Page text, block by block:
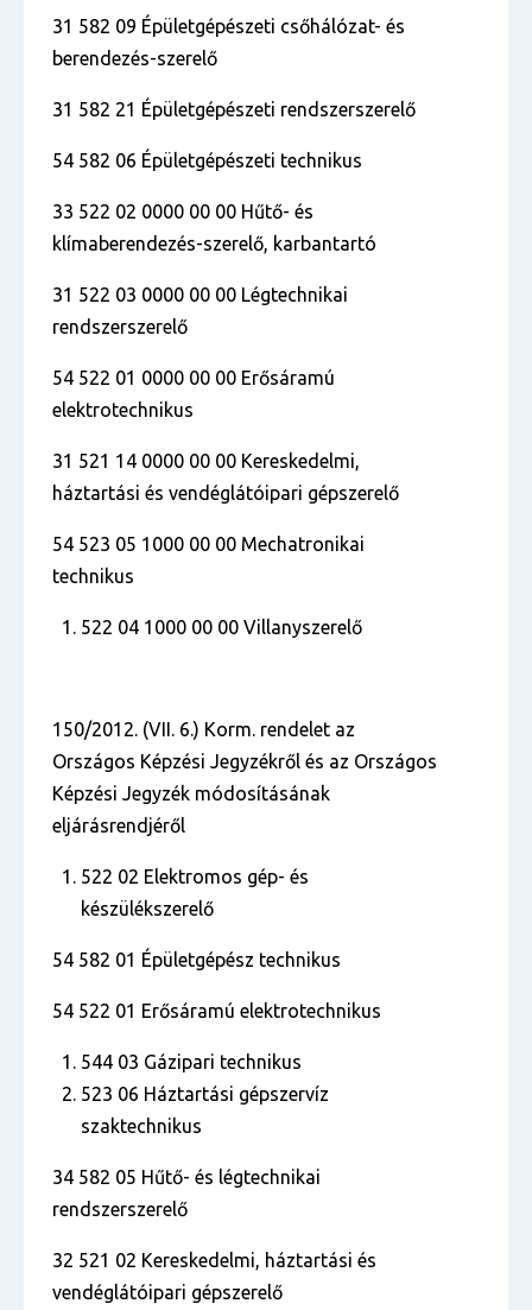
31 582 09 Épületgépészeti csőhálózat- és
berendezés-szerelő
31 582 21 Épületgépészeti rendszerszerelő
54 582 06 Épületgépészeti technikus
33 522 02 0000 00 00 Hűtő- és
klímaberendezés-szerelő, karbantartó
31 522 03 0000 00 00 Légtechnikai
rendszerszerelő
54 522 01 0000 00 00 Erősáramú
elektrotechnikus
31 521 14 0000 00 00 Kereskedelmi,
háztartási és vendéglátóipari gépszerelő
54 523 05 1000 00 00 Mechatronikai
technikus
522 04 1000 00 00 Villanyszerelő
150/2012. (VII. 6.) Korm. rendelet az
Országos Képzési Jegyzékről és az Országos
Képzési Jegyzék módosításának
eljárásrendjéről
522 02 Elektromos gép- és
készülékszerelő
54 582 01 Épületgépész technikus
54 522 01 Erősáramú elektrotechnikus
544 03 Gázipari technikus
523 06 Háztartási gépszervíz
szaktechnikus
34 582 05 Hűtő- és légtechnikai
rendszerszerelő
32 521 02 Kereskedelmi, háztartási és
vendéglátóipari gépszerelő